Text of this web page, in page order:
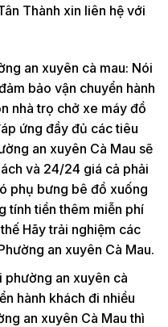
Thành xin liên hệ với
an xuyên cà mau: Nói
bảo vận chuyển hành
nhà trọ chở xe máy đồ
ứng đầy đủ các tiêu
an xuyên Cà Mau sẽ
và 24/24 giá cả phải
phụ bưng bê đồ xuống
tính tiền thêm miễn phí
Hãy trải nghiệm các
an xuyên Cà Mau.
phường an xuyên cà
hành khách đi nhiều
an xuyên Cà Mau thì